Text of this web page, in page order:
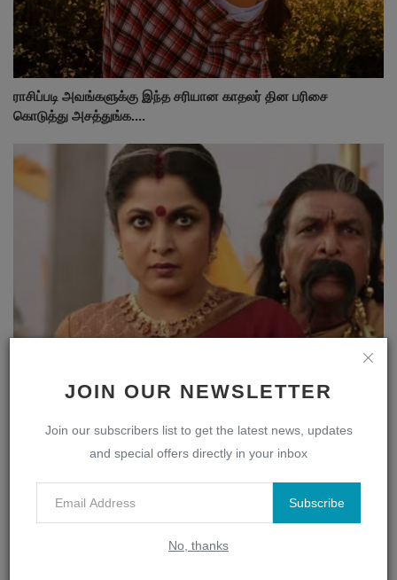
JOIN OUR NEWSLETTER
Join our subscribers list to get the latest news, updates
and special offers directly in your inbox
Subscribe
No, thanks
ராசிப்படி அவங்களுக்கு இந்த சரியான காதலர் தின பரிசை
கொடுத்து அசத்துங்க....
ராசிக்காரர்களுக்கு சுத...